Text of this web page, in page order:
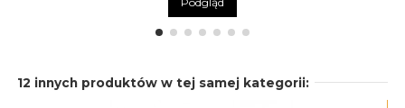
12 innych produktów w tej samej kategorii: